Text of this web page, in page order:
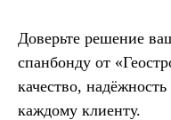
Доверьте решение
спанбонду от
качество,
каждому клиенту.